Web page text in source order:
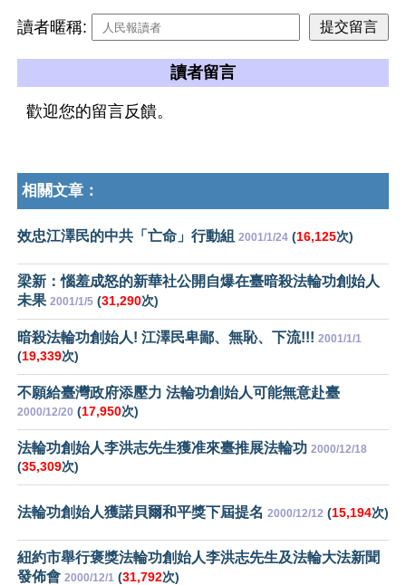
讀者暱稱:
讀者留言
歡迎您的留言反饋。
相關文章：
效忠江澤民的中共「亡命」行動組 2001/1/24 (16,125次)
梁新：惱羞成怒的新華社公開自爆在臺暗殺法輪功創始人
未果 2001/1/5 (31,290次)
暗殺法輪功創始人! 江澤民卑鄙、無恥、下流!!! 2001/1/1
(19,339次)
不願給臺灣政府添壓力 法輪功創始人可能無意赴臺
2000/12/20 (17,950次)
法輪功創始人李洪志先生獲准來臺推展法輪功 2000/12/18
(35,309次)
法輪功創始人獲諾貝爾和平獎下屆提名 2000/12/12 (15,194次)
紐約市舉行褒獎法輪功創始人李洪志先生及法輪大法新聞
發佈會 2000/12/1 (31,792次)